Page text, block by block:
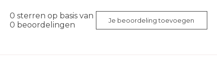
0 sterren op basis van
0 beoordelingen Je beoordeling toevoegen